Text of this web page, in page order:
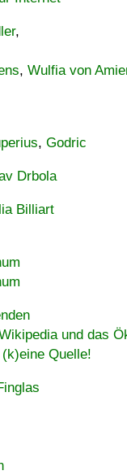
,
, Wulfia von
, Godric
Drbola
Billiart
und das
Quelle!